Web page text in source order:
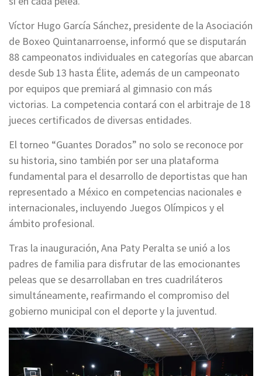
Víctor Hugo García Sánchez, presidente de la Asociación
de Boxeo Quintanarroense, informó que se disputarán
88 campeonatos individuales en categorías que abarcan
desde Sub 13 hasta Élite, además de un campeonato
por equipos que premiará al gimnasio con más
victorias. La competencia contará con el arbitraje de 18
jueces certificados de diversas entidades.
El torneo “Guantes Dorados” no solo se reconoce por
su historia, sino también por ser una plataforma
fundamental para el desarrollo de deportistas que han
representado a México en competencias nacionales e
internacionales, incluyendo Juegos Olímpicos y el
ámbito profesional.
Tras la inauguración, Ana Paty Peralta se unió a los
padres de familia para disfrutar de las emocionantes
peleas que se desarrollaban en tres cuadriláteros
simultáneamente, reafirmando el compromiso del
gobierno municipal con el deporte y la juventud.